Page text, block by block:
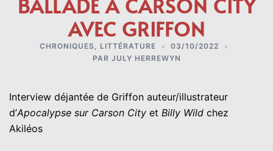
BALLADE À CARSON CITY
AVEC GRIFFON
CHRONIQUES LITTÉRATURE
03/10/2022
PAR JULY HERREWYN
Interview déjantée de Griffon auteur/illustrateur
d’Apocalypse sur Carson City et Billy Wild chez
Akiléos